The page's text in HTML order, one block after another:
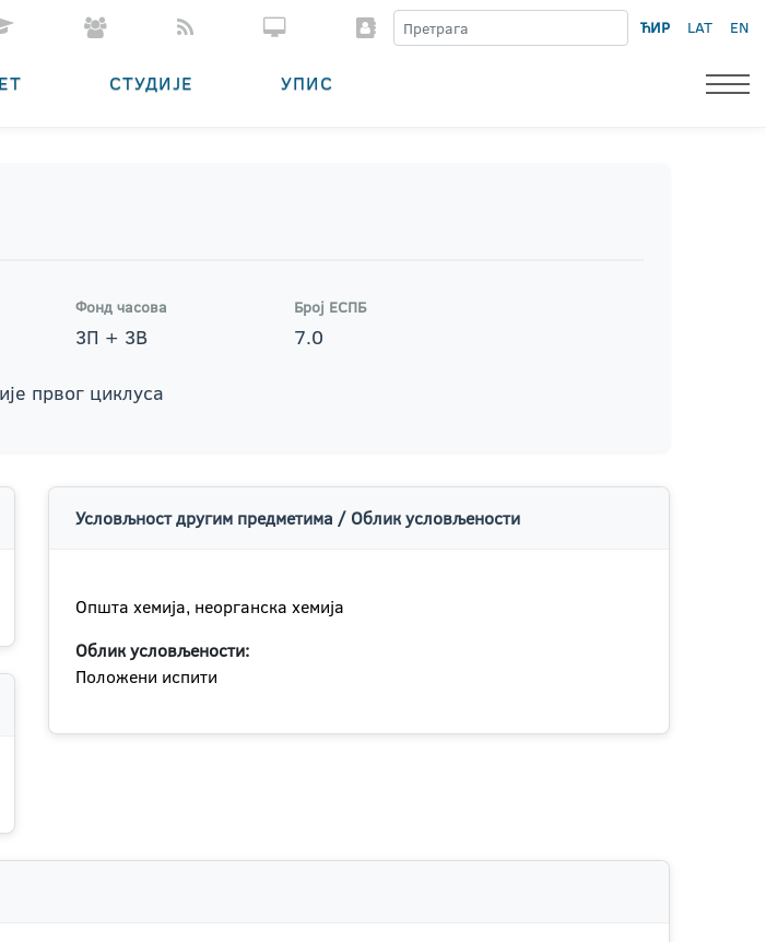
ЋИР LAT EN
СТУДИЈЕ УПИС
Фонд часова
3П + 3В
Број ЕСПБ
7.0
првог циклуса
Условљност другим предметима / Облик условљености
Општа хемија, неорганска хемија
Облик условљености:
Положени испити